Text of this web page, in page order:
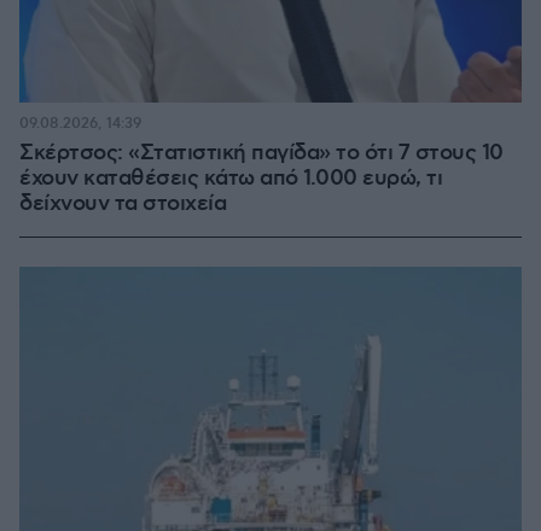
Σκέρτσος: «Στατιστική παγίδα» το ότι 7 στους 10
έχουν καταθέσεις κάτω από 1.000 ευρώ, τι
δείχνουν τα στοιχεία
09.08.2026, 14:39